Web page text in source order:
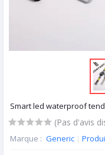
Smart led waterproof
(Pas d'avis
Marque : Generic |